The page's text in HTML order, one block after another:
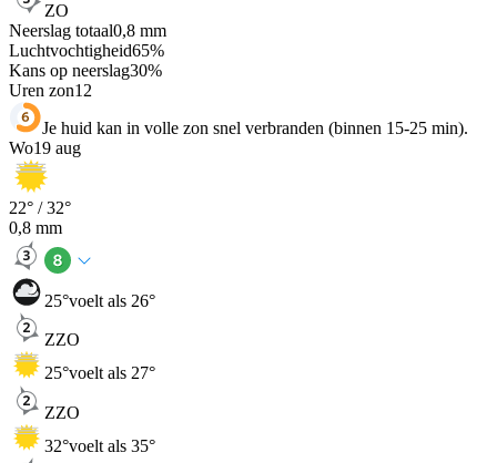
ZO
Neerslag totaal0,8 mm
Luchtvochtigheid65%
Kans op neerslag30%
Uren zon12
Je huid kan in volle zon snel verbranden (binnen 15-25 min).
Wo19 aug
22° /32°
0,8 mm
25°voelt als 26°
ZZO
25°voelt als 27°
ZZO
32°voelt als 35°